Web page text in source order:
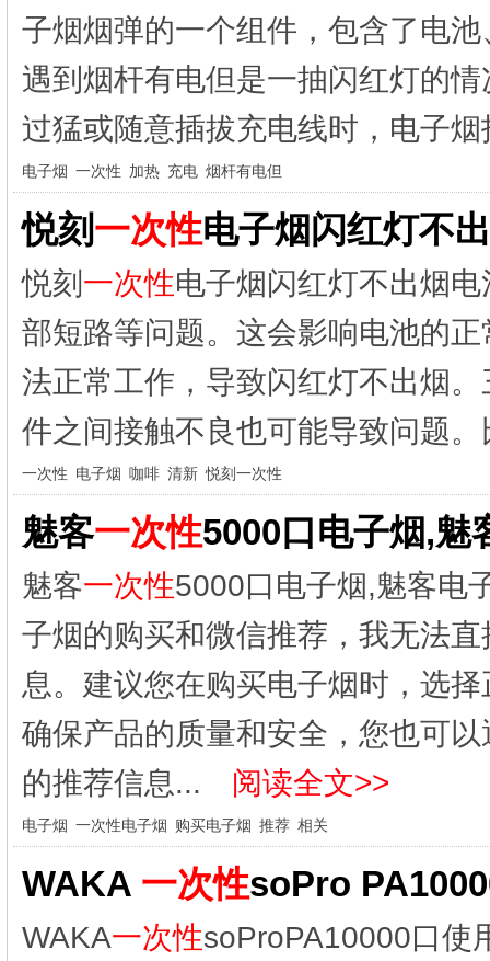
子烟烟弹的一个组件，包含了电
遇到烟杆有电但是一抽闪红灯的
过猛或随意插拔充电线时，电子
电子烟 一次性 加热 充电 烟杆有电但
悦刻一次性电子烟闪红灯不
悦刻 一次性电子烟闪红灯不出烟
部短路等问题。这会影响电池的
法正常工作，导致闪红灯不出烟
件之间接触不良也可能导致问题
一次性 电子烟 咖啡 清新 悦刻一次性
魅客一次性5000口电子烟,魅
魅客一次性5000口电子烟,魅客电
子烟的购买和微信推荐，我无法
息。建议您在购买电子烟时，选
确保产品的质量和安全，您也可
的推荐信息...
阅读全文>>
电子烟 一次性电子烟 购买电子烟 推荐 相关
WAKA 一次性soPro
WAKA一次性soProPA10000口使